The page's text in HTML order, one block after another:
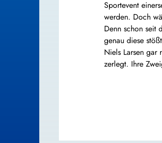
Sportevent
werden. Doch
Denn schon seit
genau diese
Niels Larsen gar
zerlegt. Ihre